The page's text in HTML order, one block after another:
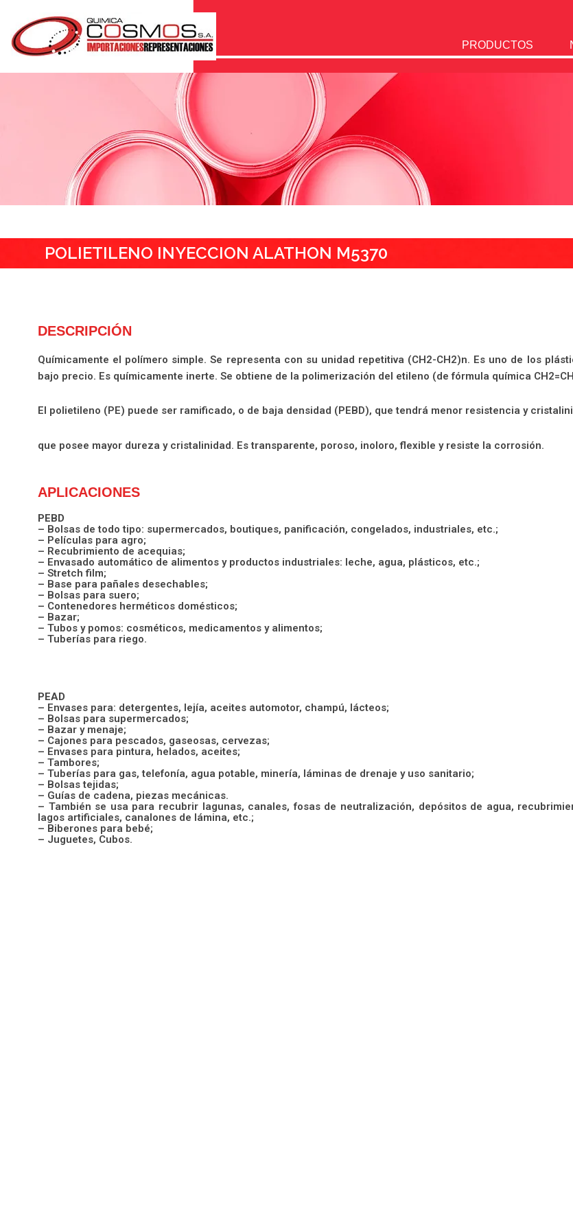
PRODUCTOS
POLIETILENO INYECCION ALATHON M5370
DESCRIPCIÓN
Químicamente el polímero simple. Se representa con su unidad repetitiva (CH2-CH2)n. Es uno de los
bajo precio. Es químicamente inerte. Se obtiene de la polimerización del etileno (de fórmula química
El polietileno (PE) puede ser ramificado, o de baja densidad (PEBD), que tendrá menor resistencia y
que posee mayor dureza y cristalinidad. Es transparente, poroso, inoloro, flexible y resiste la corrosión.
APLICACIONES
PEBD
– Bolsas de todo tipo: supermercados, boutiques, panificación, congelados, industriales, etc.;
– Películas para agro;
– Recubrimiento de acequias;
– Envasado automático de alimentos y productos industriales: leche, agua, plásticos, etc.;
– Stretch film;
– Base para pañales desechables;
– Bolsas para suero;
– Contenedores herméticos domésticos;
– Bazar;
– Tubos y pomos: cosméticos, medicamentos y alimentos;
– Tuberías para riego.
PEAD
– Envases para: detergentes, lejía, aceites automotor, champú, lácteos;
– Bolsas para supermercados;
– Bazar y menaje;
– Cajones para pescados, gaseosas, cervezas;
– Envases para pintura, helados, aceites;
– Tambores;
– Tuberías para gas, telefonía, agua potable, minería, láminas de drenaje y uso sanitario;
– Bolsas tejidas;
– Guías de cadena, piezas mecánicas.
– También se usa para recubrir lagunas, canales, fosas de neutralización, depósitos de agua,
lagos artificiales, canalones de lámina, etc.;
– Biberones para bebé;
– Juguetes, Cubos.